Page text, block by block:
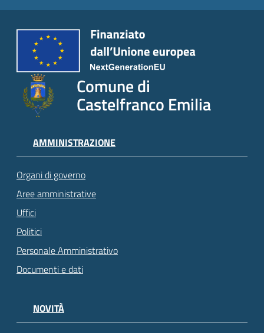
Comune di
Castelfranco Emilia
AMMINISTRAZIONE
Organi di governo
Aree amministrative
Uffici
Politici
Personale Amministrativo
Documenti e dati
NOVITÀ